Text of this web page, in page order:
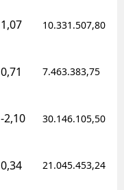
1,07 10.331.507,80
0,71 7.463.383,75
-2,10 30.146.105,50
0,34 21.045.453,24